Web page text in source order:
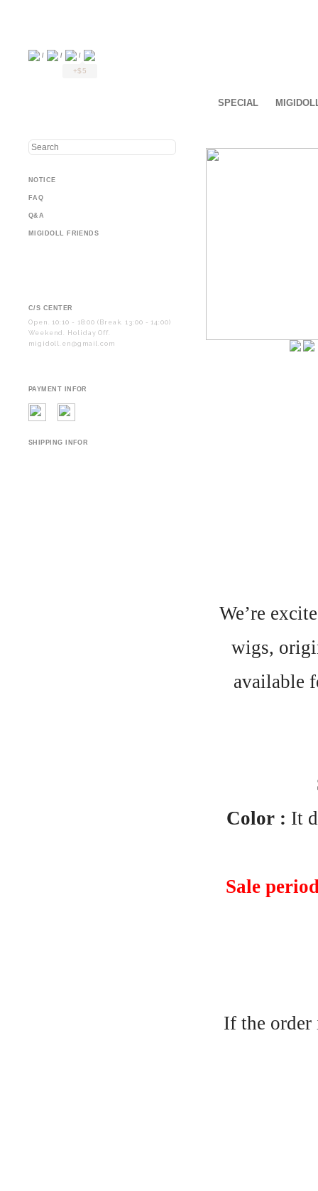
/ / /
+$5
NOTICE
FAQ
Q&A
MIGIDOLL FRIENDS
C/S CENTER
Open. 10:10 - 18:00 (Break. 13:00 - 14:00)
Weekend. Holiday Off.
migidoll.en@gmail.com
PAYMENT INFOR
SHIPPING INFOR
SPECIAL
We’re
wigs,
available
Color : It
Sale
If the order